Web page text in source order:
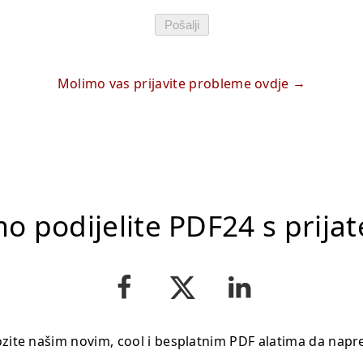
Pošalji
Molimo vas prijavite probleme ovdje
podijelite PDF24 s
našim novim, cool i besplatnim PDF alatima da